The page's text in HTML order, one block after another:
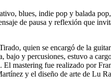
blues, indie pop y balada
de pausa y reflexión que
quien se encargó de la
y percusiones, estuvo a
mastering fue realizado por
y el diseño de arte de Lu